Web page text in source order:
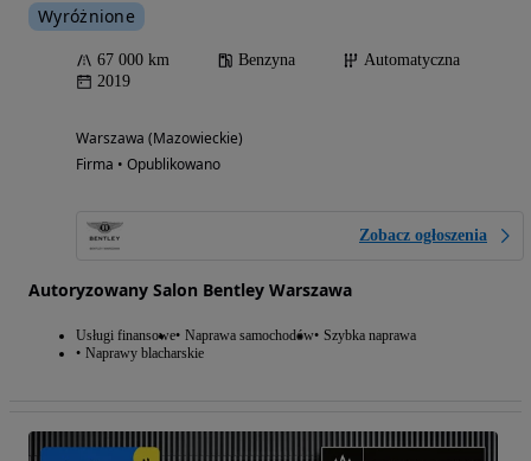
Wyróżnione
67 000 km Benzyna
Automatyczna
2019
Warszawa (Mazowieckie)
Firma • Opublikowano
Zobacz ogłoszenia
Autoryzowany Salon Bentley Warszawa
Usługi finansowe Naprawa samochodów Szybka naprawa
Naprawy blacharskie